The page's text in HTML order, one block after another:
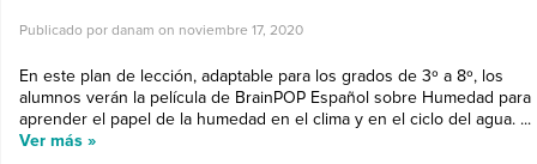
Publicado por danam on noviembre 17, 2020
En este plan de lección, adaptable para los grados de 3º a 8º, los
alumnos verán la película de BrainPOP Español sobre Humedad para
aprender el papel de la humedad en el clima y en el ciclo del agua. ...
Ver más »